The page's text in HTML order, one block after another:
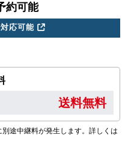
約可能
応可能
送料無料
途中継料が発生します。詳しくは